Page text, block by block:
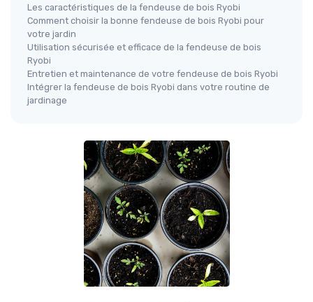
Les caractéristiques de la fendeuse de bois Ryobi
Comment choisir la bonne fendeuse de bois Ryobi pour
votre jardin
Utilisation sécurisée et efficace de la fendeuse de bois
Ryobi
Entretien et maintenance de votre fendeuse de bois Ryobi
Intégrer la fendeuse de bois Ryobi dans votre routine de
jardinage